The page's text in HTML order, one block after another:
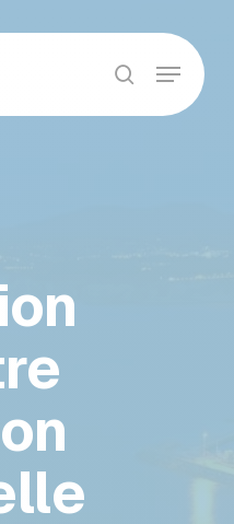
recherche
Menu
Close
Menu